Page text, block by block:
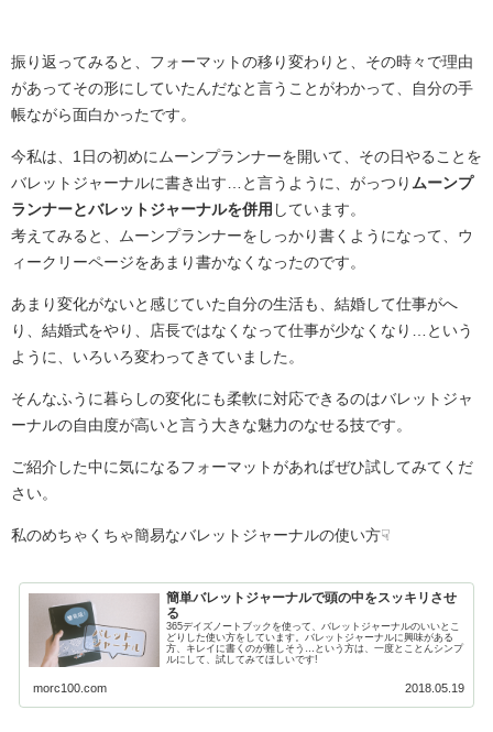
振り返ってみると、フォーマットの移り変わりと、その時々で理由
があってその形にしていたんだなと言うことがわかって、自分の手
帳ながら面白かったです。
今私は、1日の初めにムーンプランナーを開いて、その日やることを
バレットジャーナルに書き出す…と言うように、がっつり ムーンプ
ランナーとバレットジャーナルを併用 しています。
考えてみると、ムーンプランナーをしっかり書くようになって、ウ
ィークリーページをあまり書かなくなったのです。
あまり変化がないと感じていた自分の生活も、結婚して仕事がへ
り、結婚式をやり、店長ではなくなって仕事が少なくなり…という
ように、いろいろ変わってきていました。
そんなふうに暮らしの変化にも柔軟に対応できるのはバレットジャ
ーナルの自由度が高いと言う大きな魅力のなせる技です。
ご紹介した中に気になるフォーマットがあればぜひ試してみてくだ
さい。
私のめちゃくちゃ簡易なバレットジャーナルの使い方☟
簡単バレットジャーナルで頭の中をスッキリさせ
る
365デイズノートブックを使って、バレットジャーナルのいいとこ
どりした使い方をしています。バレットジャーナルに興味がある
方、キレイに書くのが難しそう…という方は、一度とことんシンプ
ルにして、試してみてほしいです!
morc100.com 2018.05.19